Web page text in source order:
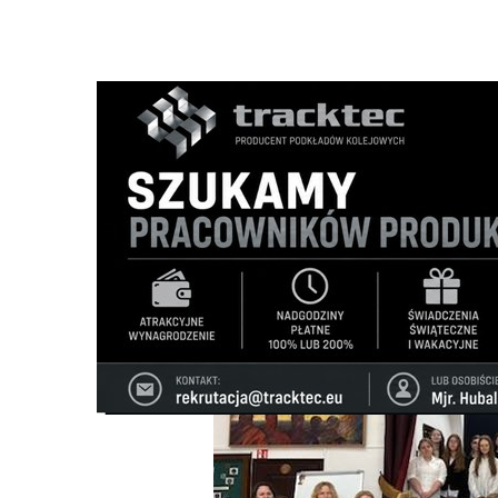
Ścieżka
nawigacyjna
Strona główna Wiadomości /Z życia szkół
Święto
Z ŻYCIA SZKÓŁ 09/06/2025/ 0 Komentarzy
Święto ortografii w I LO